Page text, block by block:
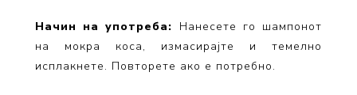
Начин на употреба: Нанесете го шампонот
на мокра коса, измасирајте и темелно
исплакнете. Повторете ако е потребно.